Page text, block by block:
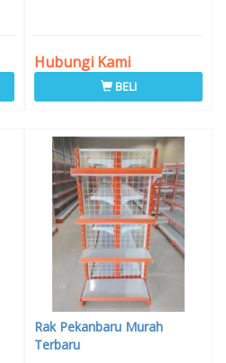
Hubungi Kami
BELI
Rak Pekanbaru Murah
Terbaru